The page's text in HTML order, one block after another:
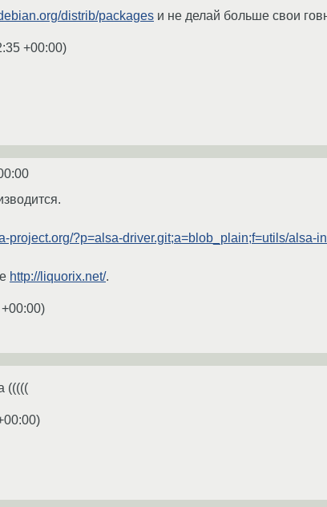
distrib/packages и не делай больше свои
+00:00)
project.org/?p=alsa-driver.git;a=blob_plain;f=utils/alsa-
http://liquorix.net/.
)
(((((
)